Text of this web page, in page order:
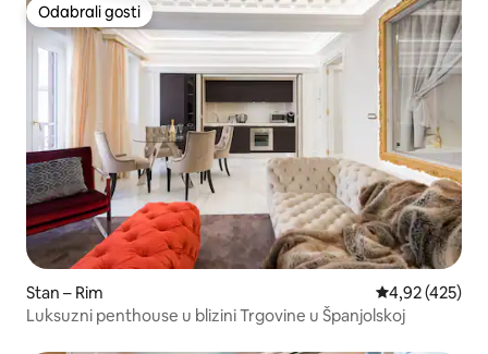
Odabrali gosti
Odabrali gosti
Stan – Rim Prosječna
4,92 (425)
Luksuzni penthouse u blizini Trgovine u Španjolskoj